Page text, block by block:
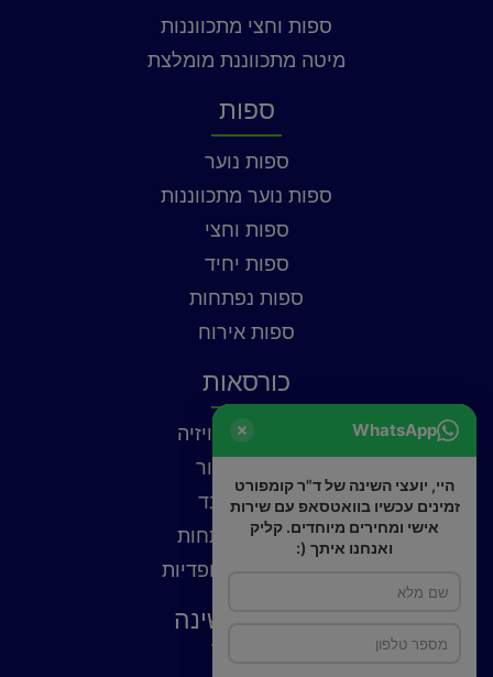
ספות וחצי מתכווננות
מיטה מתכווננת מומלצת
ספות
ספות נוער
ספות נוער מתכווננות
ספות וחצי
ספות יחיד
ספות נפתחות
ספות אירוח
כורסאות
כורסאות טלוויזיה
כורסאות עור
כורסאות בד
כורסאות נפתחות
כורסאות אורטופדיות
פתרונות שינה
WhatsApp
היי, יועצי השינה של ד"ר קומפורט
זמינים עכשיו בוואטסאפ עם שירות
אישי ומחירים מיוחדים. קליק
ואנחנו איתך (: